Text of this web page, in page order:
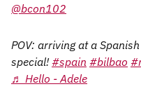
@bcon102
POV: arriving at a
special!#spain #bilbao
♬ Hello - Adele